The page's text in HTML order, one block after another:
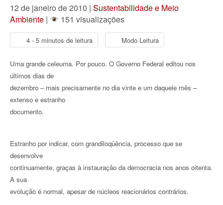
12 de janeiro de 2010 | Sustentabilidade e Meio
Ambiente | 151 visualizações
4 - 5 minutos de leitura Modo Leitura
Uma grande celeuma. Por pouco. O Governo Federal editou nos
últimos dias de
dezembro – mais precisamente no dia vinte e um daquele mês –
extenso e estranho
documento.
Estranho por indicar, com grandiloqüência, processo que se
desenvolve
continuamente, graças à instauração da democracia nos anos oitenta.
A sua
evolução é normal, apesar de núcleos reacionários contrários.